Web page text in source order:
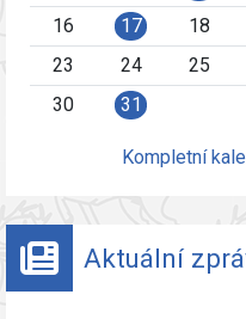
16
17 18
23
24 25
30
31
Kompletní
Aktuální